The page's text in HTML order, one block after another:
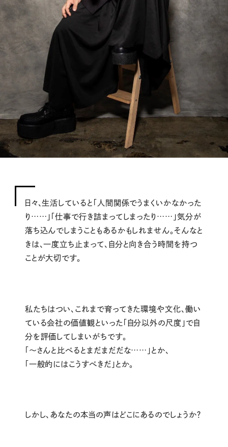
日々、生活していると「人間関係でうまくいかなかった
り……」「仕事で行き詰まってしまったり……」気分が
落ち込んでしまうこともあるかもしれません。そんなと
きは、一度立ち止まって、自分と向き合う時間を持つ
ことが大切です。
私たちはつい、これまで育ってきた環境や文化、働い
ている会社の価値観といった「自分以外の尺度」で自
分を評価してしまいがちです。
「〜さんと比べるとまだまだだな……」とか、
「一般的にはこうすべきだ」とか。
しかし、あなたの本当の声はどこにあるのでしょうか？